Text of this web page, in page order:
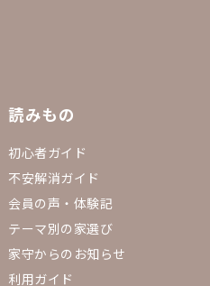
一覧にな
spr
読みもの
初心者ガイド
不安解消ガイド
会員の声・体験記
テーマ別の家選び
家守からのお知らせ
利用ガイド